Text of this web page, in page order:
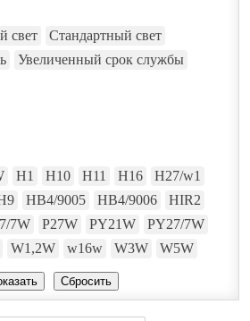
свет
Стандартный свет
Увеличенный срок службы
H1 H10 H11 H16
H27/w1
HB4/9005 HB4/9006
HIR2
7W P27W PY21W
PY27/7W
W1,2W w16w W3W W5W